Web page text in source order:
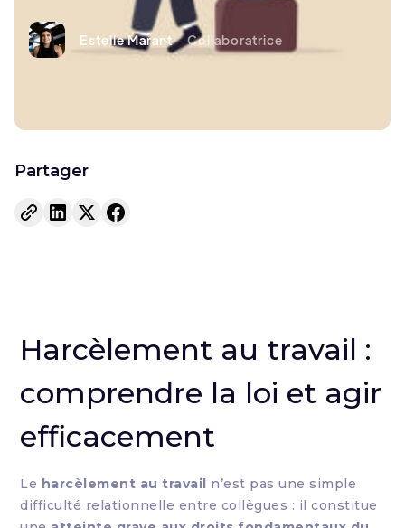
Estelle Marant Collaboratrice
Partager
Harcèlement au travail :
comprendre la loi et agir
efficacement
Le harcèlement au travail n’est pas une simple
difficulté relationnelle entre collègues : il constitue